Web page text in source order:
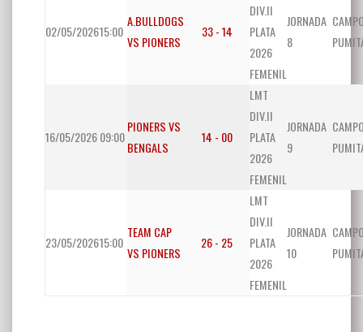
02/05/202615:00
A.BULLDOGS
VS PIONERS
33 - 14
DIV.II
PLATA
2026
FEMENIL
JORNADA
8
16/05/202609:00
PIONERS VS
BENGALS
14 - 00
LMT
DIV.II
PLATA
2026
FEMENIL
JORNADA
9
23/05/202615:00
TEAM CAP
VS PIONERS
26 - 25
LMT
DIV.II
PLATA
2026
FEMENIL
JORNADA
10